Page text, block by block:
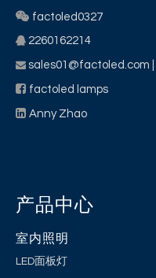
 factoled0327
 2260162214
 sales01@factoled.com
 factoled lamps
 Anny Zhao
产品中心
室内照明
LED面板灯